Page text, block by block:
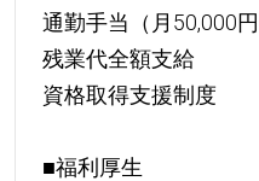
通勤手当（月50,000円
残業代全額支給
資格取得支援制度
■福利厚生